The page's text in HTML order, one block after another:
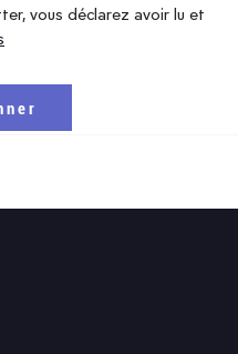
vous déclarez avoir lu et